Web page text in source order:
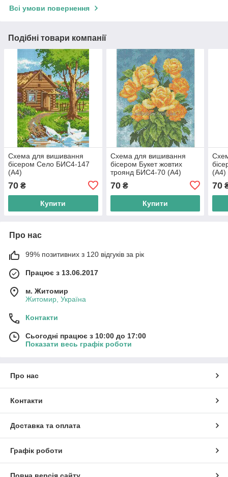
Всі умови повернення
Подібні товари компанії
Схема для вишивання
бісером Село БИС4-147
(А4)
70 ₴
Купити
Схема для вишивання
бісером Букет жовтих
троянд БИС4-70 (А4)
70₴
Купити
(А4)
70
Про нас
99% позитивних з 120 відгуків за рік
Працює з 13.06.2017
м. Житомир
Житомир, Україна
Контакти
Сьогодні працює з 10:00 до 17:00
Показати весь графік роботи
Про нас
Контакти
Доставка та оплата
Графік роботи
Повна версія сайту